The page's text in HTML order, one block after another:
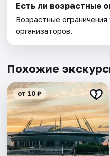
Есть ли возрастные
Возрастные
организаторов.
Похожие
от 10 ₽